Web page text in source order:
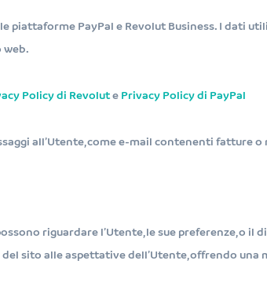
PayPal e Revolut Business. I dati
web.
Policy di Revolute Privacy Policy di PayPal
all’Utente, come e-mail contenenti fatture
riguardare l’Utente, le sue preferenze, o
sito alle aspettative dell’Utente, offrendo una